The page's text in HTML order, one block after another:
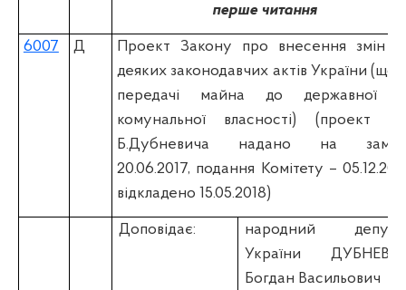
перше читання
6007 Д
Проект Закону про внесення змін
деяких законодавчих актів України
передачі майна до державної
комунальної власності) (проект
Б.Дубневича надано на
20.06.2017, подання Комітету –
відкладено 15.05.2018)
Доповідає:
народний
України
Богдан Васильович